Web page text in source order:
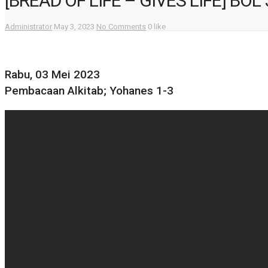
Administrator May 3, 2023 No Comments 0 like
Rabu, 03 Mei 2023
Pembacaan Alkitab; Yohanes 1-3